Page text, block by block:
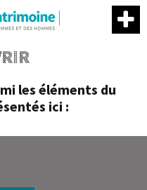
les éléments du
ici :